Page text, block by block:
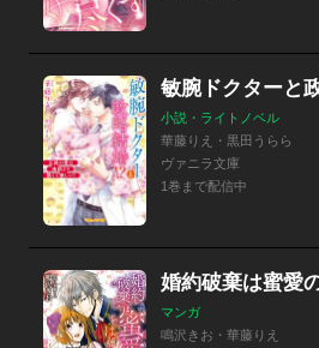
小説・ライトノベル
華藤りえ・黒田うらら
ヴァニラ文庫
1巻まで配信中
マンガ
鳴沢きお・華藤りえ